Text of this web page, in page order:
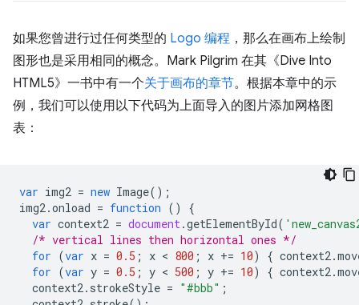
如果您曾进行过任何类型的 Logo 编程 ，那么在画布上绘制
图形也是采用相同的概念。Mark Pilgrim 在其《Dive Into
HTML5》一书中有一个关于画布的章节。根据本章中的示
例，我们可以使用以下代码为上面导入的图片添加网格图
表：
var img2 = new Image();
img2.onload = function ()
{
var context2 = document.getElementById(
/* vertical lines then horizontal ones */
for (var x = 0.5 ; x < 800 ; x += 10) { context2.
for (var y = 0.5 ; y < 500 ; y += 10) { context2.
context2. strokeStyle = "#bbb" ;